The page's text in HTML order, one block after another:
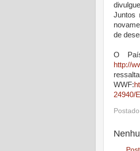
Juntos
de
O
http://
WWF:
24940/